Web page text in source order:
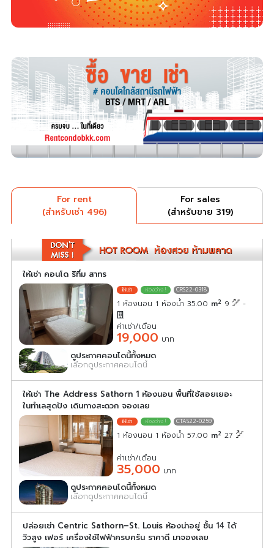
For rent
(สำหรับเช่า 496)
For sales
(สำหรับขาย 319)
ให้เช่า คอนโด ริทึ่ม สาทร
CRS22-0318
1 ห้องนอน 1 ห้องน้ำ 35.00 m2 9 -
ค่าเช่า/เดือน
19,000 บาท
ดูประกาศคอนโดนี้ทั้งหมด
เลือกดูประกาศคอนโดนี้
ให้เช่า The Address Sathorn 1 ห้องนอน พื้นที่ใช้สอยเยอะ
ในทำเลสุดปัง เดินทางสะดวก จองเลย
CTAS22-0259
1 ห้องนอน 1 ห้องน้ำ 57.00 m2 27
ค่าเช่า/เดือน
35,000 บาท
ดูประกาศคอนโดนี้ทั้งหมด
เลือกดูประกาศคอนโดนี้
ปล่อยเช่า Centric Sathorn–St. Louis ห้องน่าอยู่ ชั้น 14 ได้
วิวสูง เฟอร์ เครื่องใช้ไฟฟ้าครบครัน ราคาดี มาจองเลย